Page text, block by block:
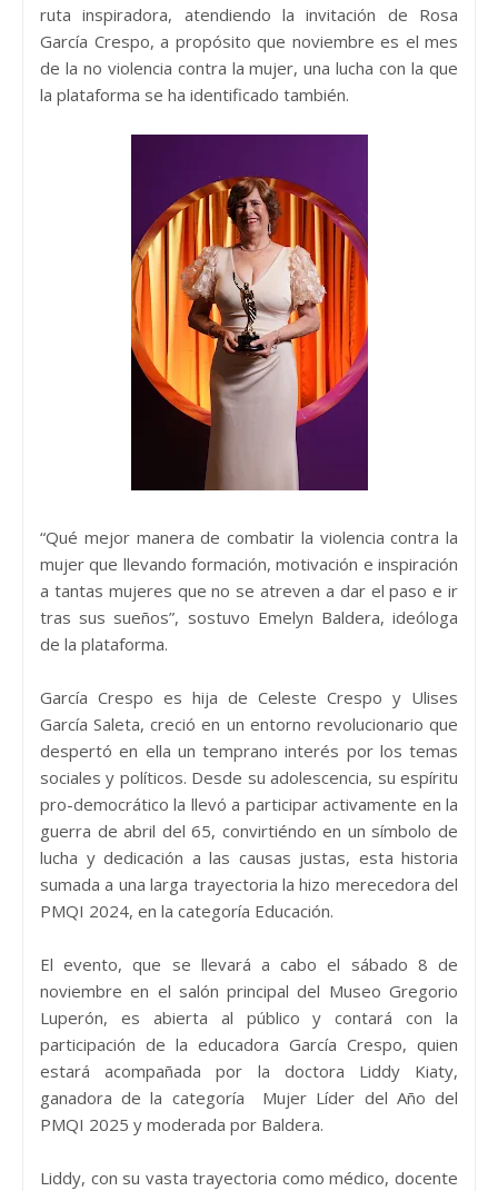
ruta inspiradora, atendiendo la invitación de Rosa
García Crespo, a propósito que noviembre es el mes
de la no violencia contra la mujer, una lucha con la que
la plataforma se ha identificado también.
“Qué mejor manera de combatir la violencia contra la
mujer que llevando formación, motivación e inspiración
a tantas mujeres que no se atreven a dar el paso e ir
tras sus sueños”, sostuvo Emelyn Baldera, ideóloga
de la plataforma.
García Crespo es hija de Celeste Crespo y Ulises
García Saleta, creció en un entorno revolucionario que
despertó en ella un temprano interés por los temas
sociales y políticos. Desde su adolescencia, su espíritu
pro-democrático la llevó a participar activamente en la
guerra de abril del 65, convirtiéndo en un símbolo de
lucha y dedicación a las causas justas, esta historia
sumada a una larga trayectoria la hizo merecedora del
PMQI 2024, en la categoría Educación.
El evento, que se llevará a cabo el sábado 8 de
noviembre en el salón principal del Museo Gregorio
Luperón, es abierta al público y contará con la
participación de la educadora García Crespo, quien
estará acompañada por la doctora Liddy Kiaty,
ganadora de la categoría Mujer Líder del Año del
PMQI 2025 y moderada por Baldera.
Liddy, con su vasta trayectoria como médico, docente